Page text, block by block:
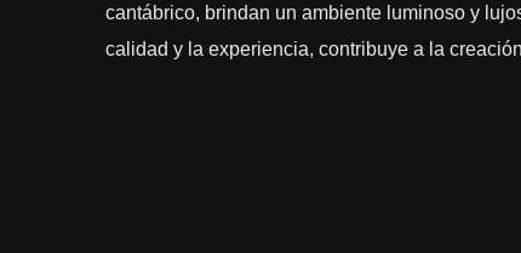
cantábrico, brindan un ambiente luminoso y
calidad y la experiencia, contribuye a la